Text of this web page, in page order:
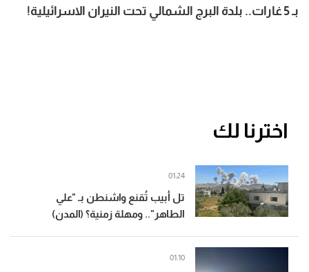
بـ 5 غارات.. بلدة البرج الشمالي تحت النيران الاسرائيلية!
اخترنا لك
تل أبيب تُقنع واشنطن بـ "علي
الطاهر".. ومهلة زمنية؟ (المدن)
01:24
01:10